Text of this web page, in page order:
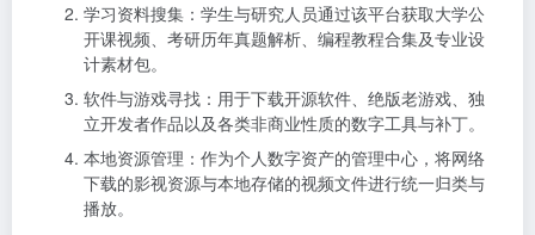
学习资料搜集：学生与研究人员通过该平台获取大学公
开课视频、考研历年真题解析、编程教程合集及专业设
计素材包。
软件与游戏寻找：用于下载开源软件、绝版老游戏、独
立开发者作品以及各类非商业性质的数字工具与补丁。
本地资源管理：作为个人数字资产的管理中心，将网络
下载的影视资源与本地存储的视频文件进行统一归类与
播放。